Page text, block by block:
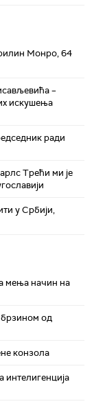
Монро, 64
–
искушења
ради
Трећи ми је
у Србији,
мења начин на
од
конзола
интелигенција